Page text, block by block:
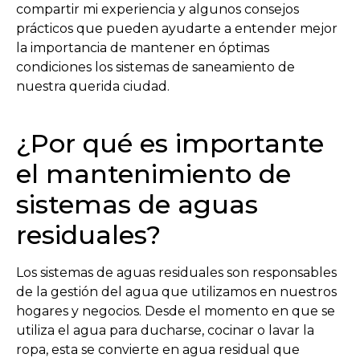
compartir mi experiencia y algunos consejos
prácticos que pueden ayudarte a entender mejor
la importancia de mantener en óptimas
condiciones los sistemas de saneamiento de
nuestra querida ciudad.
¿Por qué es importante
el mantenimiento de
sistemas de aguas
residuales?
Los sistemas de aguas residuales son responsables
de la gestión del agua que utilizamos en nuestros
hogares y negocios. Desde el momento en que se
utiliza el agua para ducharse, cocinar o lavar la
ropa, esta se convierte en agua residual que